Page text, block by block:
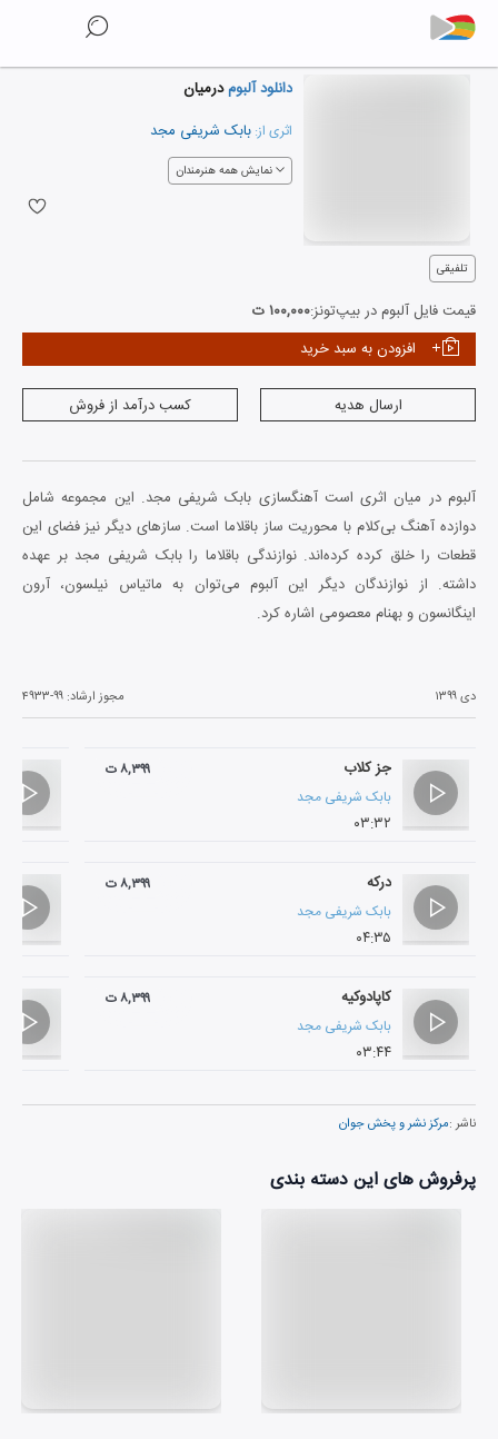
دانلود آلبومدرمیان
اثری از: بابک شریفی مجد
نمایش همه هنرمندان
تلفیقی
قیمت فایل آلبوم در بیپ‌تونز:۱۰۰,۰۰۰ ت
افزودن به سبد خرید
ارسال هدیه کسب درآمد از فروش
آلبوم در میان اثری است آهنگسازی بابک شریفی مجد. این مجموعه شامل
دوازده آهنگ بی‌کلام با محوریت ساز باقلاما است. سازهای دیگر نیز فضای این
قطعات را خلق کرده کرده‌اند. نوازندگی باقلاما را بابک شریفی مجد بر عهده
داشته. از نوازندگان دیگر این آلبوم می‌توان به ماتیاس نیلسون، آرون
اینگانسون و بهنام معصومی اشاره کرد.
دی ۱۳۹۹ مجوز ارشاد: ۴۹۳۳-۹۹
جز کلاب
بابک شریفی مجد
۰۳:۳۲
۸,۳۹۹ ت
درکه
بابک شریفی مجد
۰۴:۳۵
۸,۳۹۹ ت
کاپادوکیه
بابک شریفی مجد
۰۳:۴۴
۸,۳۹۹ ت
ناشر :مرکز نشر و پخش جوان
پرفروش های این دسته بندی